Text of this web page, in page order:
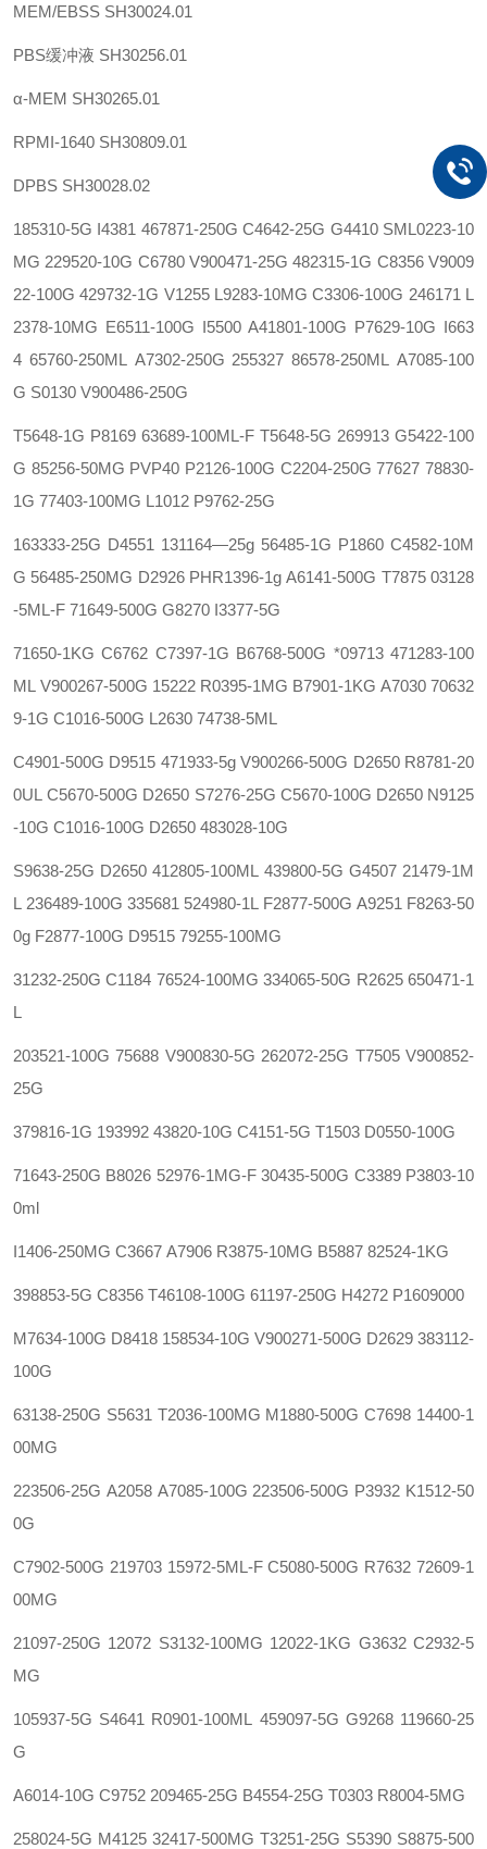
MEM/EBSS SH30024.01
PBS缓冲液 SH30256.01
α-MEM SH30265.01
RPMI-1640 SH30809.01
DPBS SH30028.02
185310-5G I4381 467871-250G C4642-25G G4410 SML0223-10
MG 229520-10G C6780 V900471-25G 482315-1G C8356 V9009
22-100G 429732-1G V1255 L9283-10MG C3306-100G 246171 L
2378-10MG E6511-100G I5500 A41801-100G P7629-10G I663
4 65760-250ML A7302-250G 255327 86578-250ML A7085-100
G S0130 V900486-250G
T5648-1G P8169 63689-100ML-F T5648-5G 269913 G5422-100
G 85256-50MG PVP40 P2126-100G C2204-250G 77627 78830-
1G‍ 77403-100MG L1012 P9762-25G
163333-25G D4551 131164—25g 56485-1G P1860 C4582-10M
G 56485-250MG D2926 PHR1396-1g A6141-500G T7875 03128
-5ML-F 71649-500G G8270 I3377-5G
71650-1KG C6762 C7397-1G B6768-500G *09713 471283-100
ML V900267-500G 15222 R0395-1MG B7901-1KG A7030 70632
9-1G C1016-500G L2630 74738-5ML
C4901-500G D9515 471933-5g V900266-500G D2650 R8781-20
0UL C5670-500G D2650 S7276-25G C5670-100G D2650 N9125
-10G C1016-100G D2650 483028-10G
S9638-25G D2650 412805-100ML 439800-5G G4507 21479-1M
L 236489-100G 335681 524980-1L F2877-500G A9251 F8263-50
0g F2877-100G D9515 79255-100MG
31232-250G C1184 76524-100MG 334065-50G R2625 650471-1
L‍
203521-100G 75688 V900830-5G 262072-25G T7505 V900852-
25G
379816-1G 193992 43820-10G C4151-5G T1503 D0550-100G
71643-250G B8026 52976-1MG-F 30435-500G C3389 P3803-10
0ml
I1406-250MG C3667 A7906 R3875-10MG B5887 82524-1KG‍
398853-5G C8356 T46108-100G 61197-250G H4272 P1609000
M7634-100G D8418 158534-10G V900271-500G D2629 383112-
100G
63138-250G S5631 T2036-100MG M1880-500G C7698 14400-1
00MG
223506-25G A2058 A7085-100G 223506-500G P3932 K1512-50
0G
C7902-500G 219703 15972-5ML-F C5080-500G R7632 72609-1
00MG
21097-250G 12072 S3132-100MG 12022-1KG G3632 C2932-5
MG
105937-5G S4641 R0901-100ML 459097-5G G9268 119660-25
G
A6014-10G C9752 209465-25G B4554-25G T0303 R8004-5MG
258024-5G M4125 32417-500MG T3251-25G S5390 S8875-500